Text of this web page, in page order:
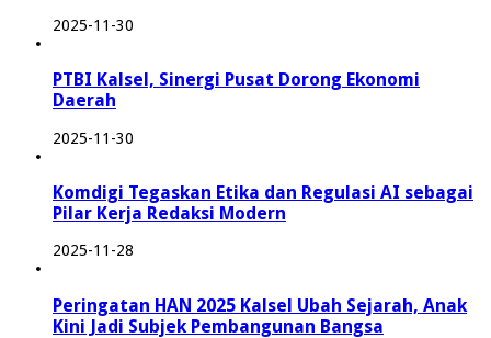
2025-11-30
PTBI Kalsel, Sinergi Pusat Dorong Ekonomi
Daerah
2025-11-30
Komdigi Tegaskan Etika dan Regulasi AI sebagai
Pilar Kerja Redaksi Modern
2025-11-28
Peringatan HAN 2025 Kalsel Ubah Sejarah, Anak
Kini Jadi Subjek Pembangunan Bangsa